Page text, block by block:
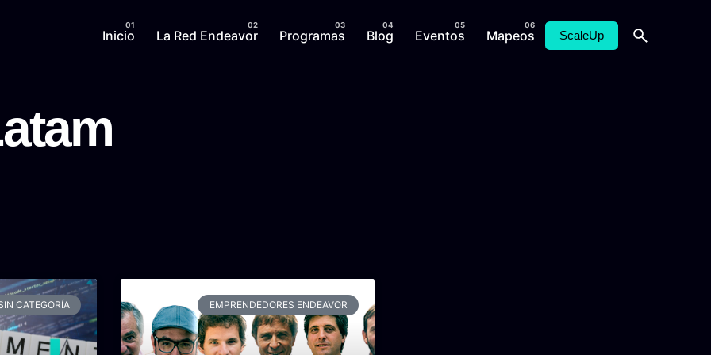
Inicio La Red Endeavor Programas Blog Eventos Mapeos ScaleUp
CATEGORÍA EMPRENDEDORES ENDEAVOR